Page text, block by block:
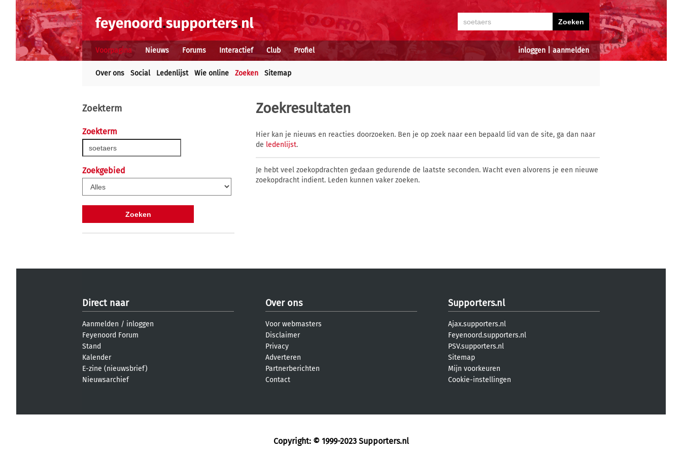
inloggen aanmelden
Voorpagina Nieuws Forums Interactief Club Profiel
Over ons Social Ledenlijst Wie online Zoeken Sitemap
Zoekterm
Zoekterm
Zoekgebied
Zoekresultaten
Hier kan je nieuws en reacties doorzoeken. Ben je op zoek naar een bepaald lid van de site, ga dan naar
de ledenlijst.
Je hebt veel zoekopdrachten gedaan gedurende de laatste seconden. Wacht even alvorens je een nieuwe
zoekopdracht indient. Leden kunnen vaker zoeken.
Direct naar
Aanmelden / inloggen
Feyenoord Forum
Stand
Kalender
E-zine (nieuwsbrief)
Nieuwsarchief
Over ons
Voor webmasters
Disclaimer
Privacy
Adverteren
Partnerberichten
Contact
Supporters.nl
Ajax.supporters.nl
Feyenoord.supporters.nl
PSV.supporters.nl
Sitemap
Mijn voorkeuren
Cookie-instellingen
Copyright: © 1999-2023 Supporters.nl